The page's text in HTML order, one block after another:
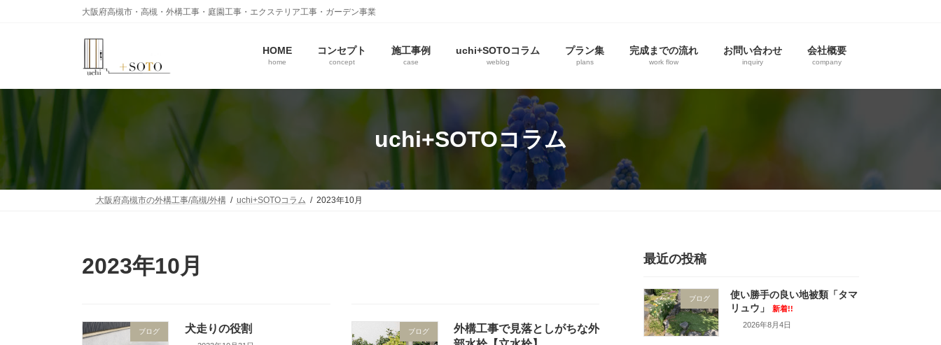
プ
動
大阪府高槻市・高槻・外構工事・庭園工事・エクステリア工事・ガーデン事業
HOME
home
コンセプト
concept
施工事例
case
uchi+SOTOコラム
weblog
プラン集
plans
完成までの流れ
work flow
お問い合わせ
inquiry
会社概要
company
uchi+SOTOコラム
大阪府高槻市の外構工事/高槻/外構 uchi+SOTOコラム 2023年10月
2023年10月
ブログ 犬走りの役割 ブログ
外構工事で見落としがちな外
最近の投稿
ブログ
使い勝手の良い地被類「タマ
リュウ」
新着!!
2026年8月4日